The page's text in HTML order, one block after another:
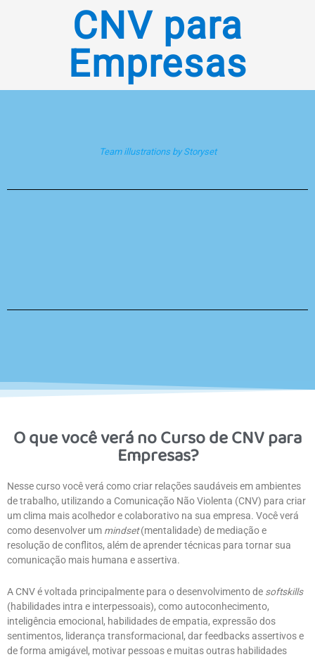
CNV para
Empresas
Team illustrations by Storyset
O que você verá no Curso de CNV para
Empresas?
Nesse curso você verá como criar relações saudáveis em ambientes
de trabalho, utilizando a Comunicação Não Violenta (CNV) para criar
um clima mais acolhedor e colaborativo na sua empresa. Você verá
como desenvolver um mindset(mentalidade) de mediação e
resolução de conflitos, além de aprender técnicas para tornar sua
comunicação mais humana e assertiva.
A CNV é voltada principalmente para o desenvolvimento de softskills
(habilidades intra e interpessoais), como autoconhecimento,
inteligência emocional, habilidades de empatia, expressão dos
sentimentos, liderança transformacional, dar feedbacks assertivos e
de forma amigável, motivar pessoas e muitas outras habilidades